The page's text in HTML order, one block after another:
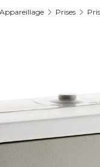
Prises